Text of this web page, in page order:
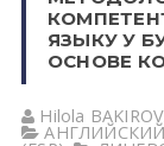
ЯЗЫКУ У
ОСНОВЕ
Hilola